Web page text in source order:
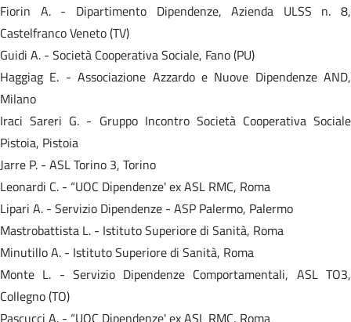
Fiorin A. - Dipartimento Dipendenze, Azienda ULSS n. 8,
Castelfranco Veneto (TV)
Guidi A. - Società Cooperativa Sociale, Fano (PU)
Haggiag E. - Associazione Azzardo e Nuove Dipendenze AND,
Milano
Iraci Sareri G. - Gruppo Incontro Società Cooperativa Sociale
Pistoia, Pistoia
Jarre P. - ASL Torino 3, Torino
Leonardi C. - “UOC Dipendenze' ex ASL RMC, Roma
Lipari A. - Servizio Dipendenze - ASP Palermo, Palermo
Mastrobattista L. - Istituto Superiore di Sanità, Roma
Minutillo A. - Istituto Superiore di Sanità, Roma
Monte L. - Servizio Dipendenze Comportamentali, ASL TO3,
Collegno (TO)
Pascucci A. - “UOC Dipendenze' ex ASL RMC, Roma